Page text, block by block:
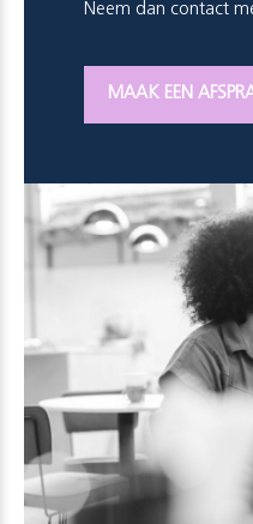
Neem dan contact
MAAK EEN